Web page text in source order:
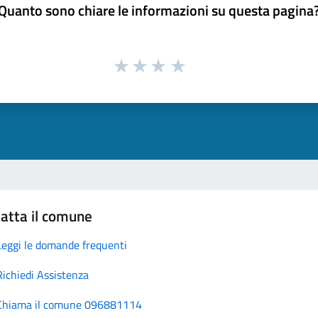
sono chiare le informazioni su questa
il comune
le domande frequenti
Assistenza
il comune 096881114